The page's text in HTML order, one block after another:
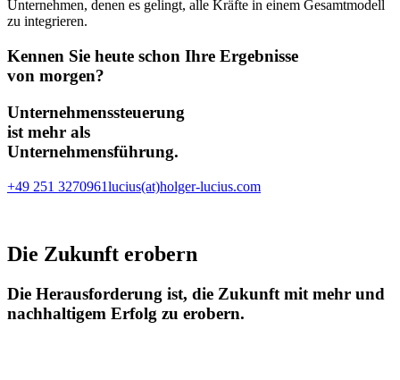
Unternehmen, denen es gelingt, alle Kräfte in einem Gesamtmodell
zu integrieren.
Kennen Sie heute schon Ihre Ergebnisse
von morgen?
Unternehmenssteuerung
ist mehr als
Unternehmensführung.
+49 251 3270961lucius(at)holger-lucius.com
Die Zukunft erobern
Die Herausforderung ist, die Zukunft mit mehr und
nachhaltigem Erfolg zu erobern.